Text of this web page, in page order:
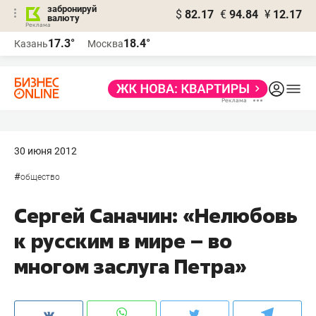
забронируй
валюту
$ 82.17 € 94.84 ¥ 12.17
Казань17.3° Москва18.4°
30 июня 2012
#общество
Сергей Саначин: «Нелюбовь
к русским в мире – во
многом заслуга Петра»